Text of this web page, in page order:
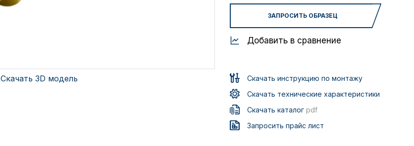
Скачать 3D модель
ЗАПРОСИТЬ ОБРАЗЕЦ
Добавить в сравнение
Скачать инструкцию по монтажу
Скачать технические характеристики
Скачать каталог pdf
Запросить прайс лист